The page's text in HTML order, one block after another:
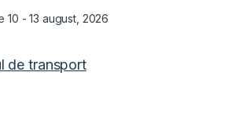
10 - 13 august, 2026
de transport